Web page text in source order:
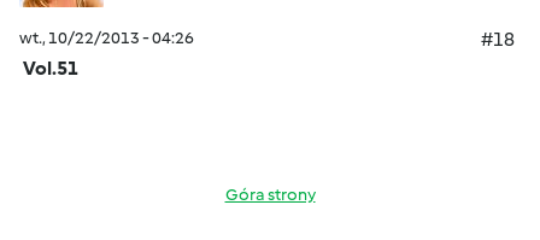
wt., 10/22/2013 - 04:26
#18
Vol.51
Góra strony